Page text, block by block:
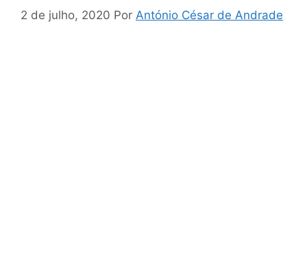
2 de julho, 2020 Por António César de Andrade